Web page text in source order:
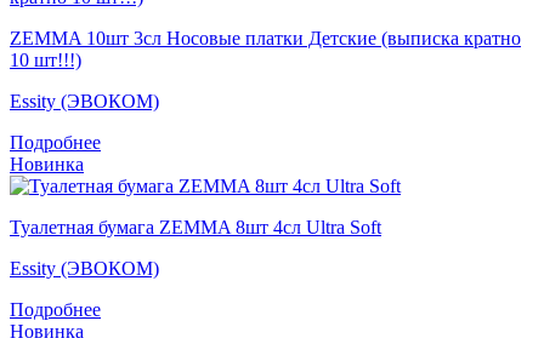
ZEMMA 10шт 3сл Носовые платки Детские (выписка кратно
10 шт!!!)
Essity (ЭВОКОМ)
Подробнее
Новинка
Туалетная бумага ZEMMA 8шт 4сл Ultra Soft
Essity (ЭВОКОМ)
Подробнее
Новинка